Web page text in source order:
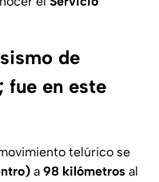
de
fue en este
telúrico se
a 98 kilómetros al